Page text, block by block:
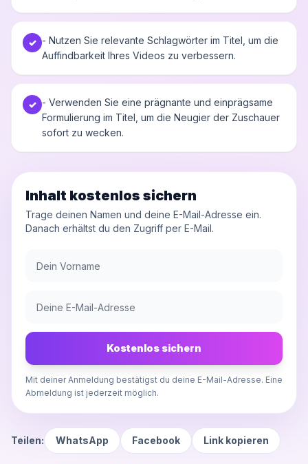
✓ - Nutzen Sie relevante Schlagwörter im Titel, um die
Auffindbarkeit Ihres Videos zu verbessern.
✓ - Verwenden Sie eine prägnante und einprägsame
Formulierung im Titel, um die Neugier der Zuschauer
sofort zu wecken.
Inhalt kostenlos sichern
Trage deinen Namen und deine E-Mail-Adresse ein.
Danach erhältst du den Zugriff per E-Mail.
Kostenlos sichern
Mit deiner Anmeldung bestätigst du deine E-Mail-Adresse. Eine
Abmeldung ist jederzeit möglich.
Teilen: WhatsApp Facebook Link kopieren